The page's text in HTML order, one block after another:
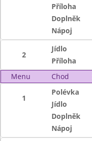
Příloha
Doplněk
Nápoj
2
Jídlo
Příloha
Menu
Chod
1
Polévka
Jídlo
Doplněk
Nápoj